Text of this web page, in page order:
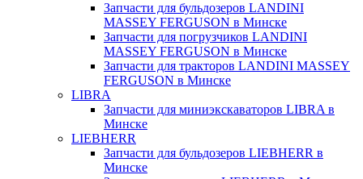
Запчасти для бульдозеров LANDINI
MASSEY FERGUSON в Минске
Запчасти для погрузчиков LANDINI
MASSEY FERGUSON в Минске
Запчасти для тракторов LANDINI MASSEY
FERGUSON в Минске
LIBRA
Запчасти для миниэкскаваторов LIBRA в
Минске
LIEBHERR
Запчасти для бульдозеров LIEBHERR в
Минске